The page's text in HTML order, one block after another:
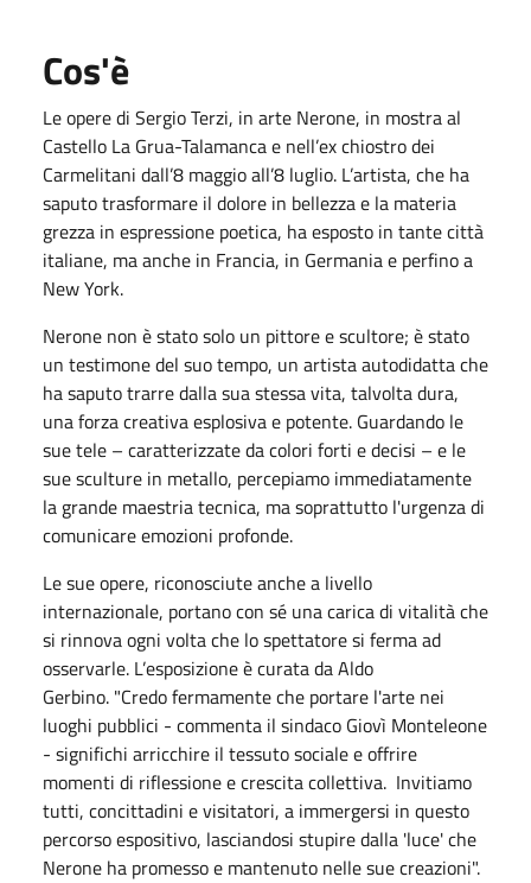
Cos'è
Le opere di Sergio Terzi, in arte Nerone, in mostra al
Castello La Grua-Talamanca e nell’ex chiostro dei
Carmelitani dall’8 maggio all’8 luglio. L’artista, che ha
saputo trasformare il dolore in bellezza e la materia
grezza in espressione poetica, ha esposto in tante città
italiane, ma anche in Francia, in Germania e perfino a
New York.
Nerone non è stato solo un pittore e scultore; è stato
un testimone del suo tempo, un artista autodidatta che
ha saputo trarre dalla sua stessa vita, talvolta dura,
una forza creativa esplosiva e potente. Guardando le
sue tele – caratterizzate da colori forti e decisi – e le
sue sculture in metallo, percepiamo immediatamente
la grande maestria tecnica, ma soprattutto l'urgenza di
comunicare emozioni profonde.
Le sue opere, riconosciute anche a livello
internazionale, portano con sé una carica di vitalità che
si rinnova ogni volta che lo spettatore si ferma ad
osservarle. L’esposizione è curata da Aldo
Gerbino. "Credo fermamente che portare l'arte nei
luoghi pubblici - commenta il sindaco Giovì Monteleone
- significhi arricchire il tessuto sociale e offrire
momenti di riflessione e crescita collettiva. Invitiamo
tutti, concittadini e visitatori, a immergersi in questo
percorso espositivo, lasciandosi stupire dalla 'luce' che
Nerone ha promesso e mantenuto nelle sue creazioni".